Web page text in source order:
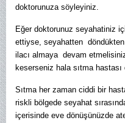
doktorunuza söyleyiniz.
Eğer doktorunuz seyahatiniz
ettiyse, seyahatten döndükten
ilacı almaya devam
keserseniz hala sıtma
Sıtma her zaman ciddi bir
riskli bölgede seyahat
içerisinde eve dönüşünüzde